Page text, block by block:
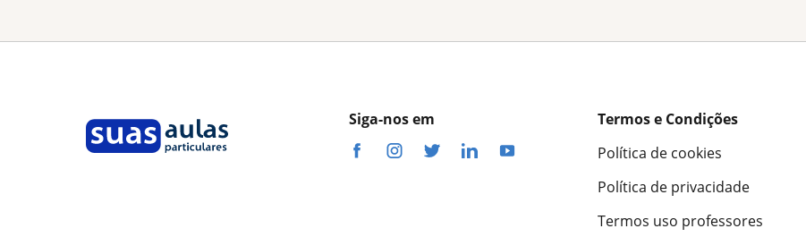
Siga-nos em
Termos e Condições
Política de cookies
Política de privacidade
Termos uso professores